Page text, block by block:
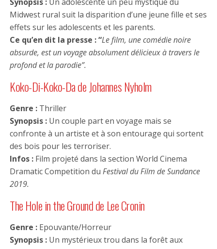
Midwest rural suit la disparition d’une jeune fille et ses
effets sur les adolescents et les parents.
Ce qu’en dit la presse :“Le film, une comédie noire
absurde, est un voyage absolument délicieux à travers le
profond et la parodie”.
Koko-Di-Koko-Da de Johannes Nyholm
Genre : Thriller
Synopsis : Un couple part en voyage mais se
confronte à un artiste et à son entourage qui sortent
des bois pour les terroriser.
Infos : Film projeté dans la section World Cinema
Dramatic Competition du Festival du Film de Sundance
2019.
The Hole in the Ground de Lee Cronin
Genre : Epouvante/Horreur
Synopsis : Un mystérieux trou dans la forêt aux